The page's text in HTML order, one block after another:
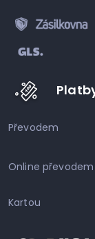
Převodem
Online převodem
Kartou